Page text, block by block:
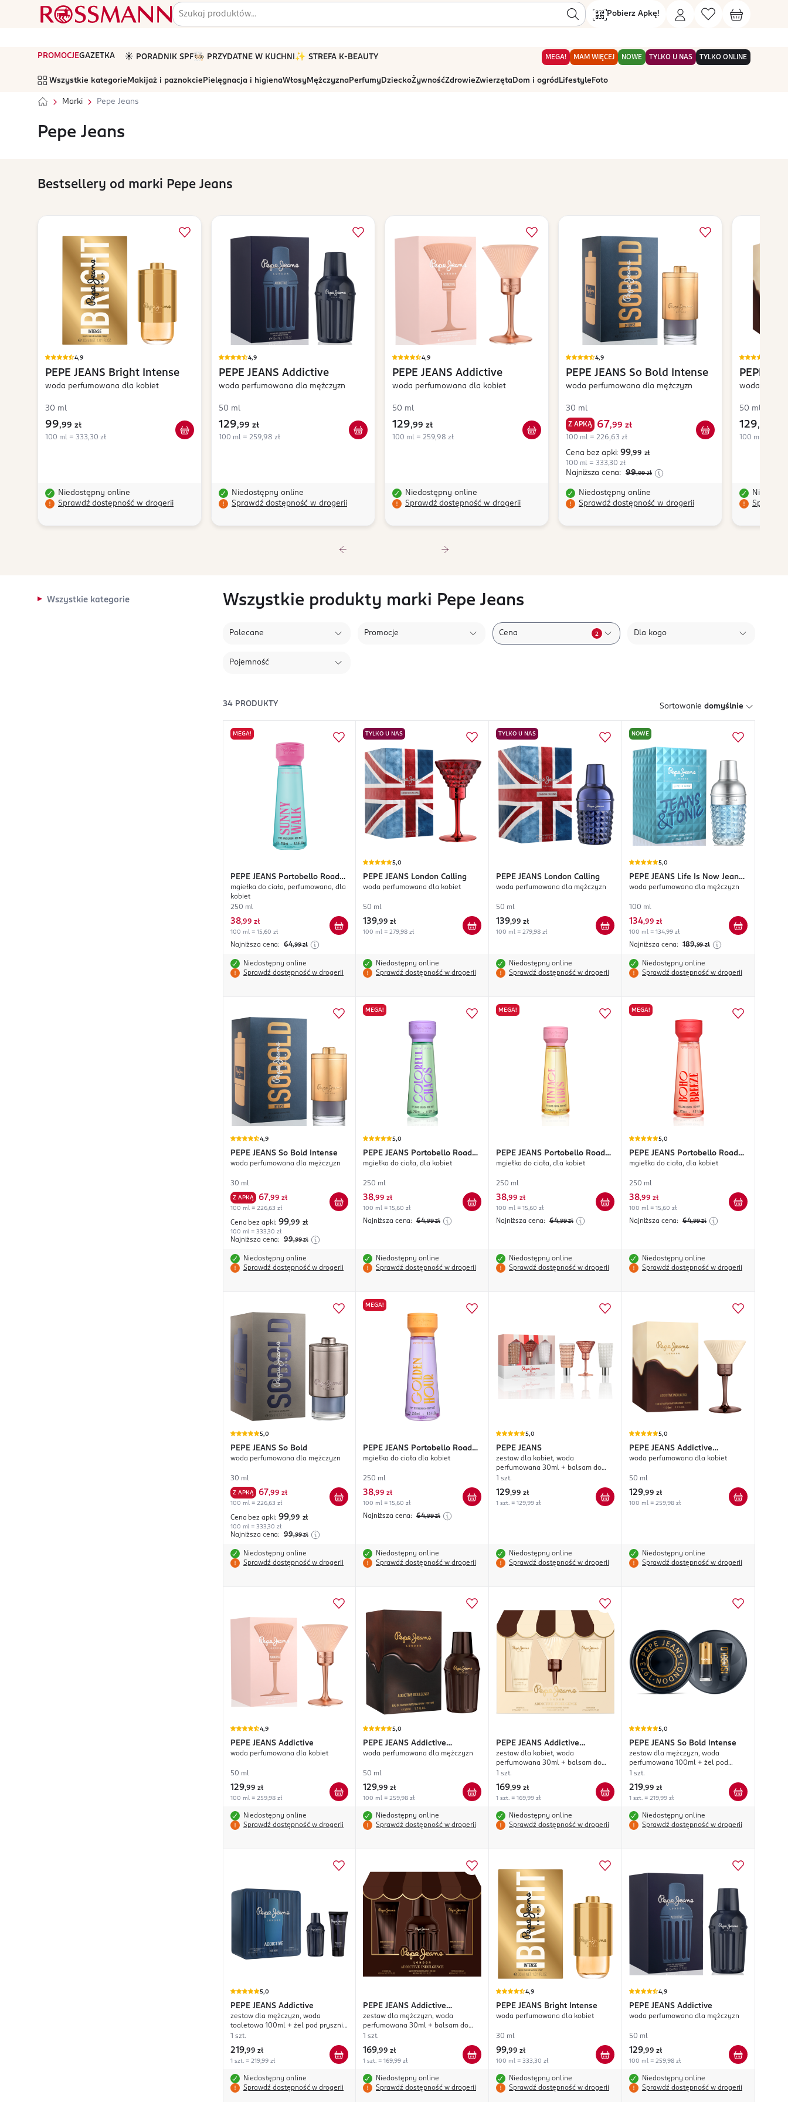
Pobierz Apkę!
PROMOCJEGAZETKA ☀️ PORADNIK SPF🧑🏻‍🍳 PRZYDATNE W KUCHNI ✨ STREFA K-BEAUTY MEGA! MAM WIĘCEJ NOWE TYLKO U NAS TYLKO ONLINE
Wszystkie kategorie Makijaż i paznokcie Pielęgnacja i higienaWłosyMężczyznaPerfumyDzieckoŻywnośćZdrowieZwierzętaDom i ogród Lifestyle Foto
Marki Pepe Jeans
Pepe Jeans
Bestsellery od marki Pepe Jeans
4,9
PEPE JEANS Bright Intense
woda perfumowana dla kobiet
30 ml
99,99 zł
100 ml = 333,30 zł
Niedostępny online
Sprawdź dostępność w drogerii
4,9
PEPE JEANS Addictive
woda perfumowana dla mężczyzn
50 ml
129,99 zł
100 ml = 259,98 zł
Niedostępny online
Sprawdź dostępność w drogerii
4,9
PEPE JEANS Addictive
woda perfumowana dla kobiet
50 ml
129,99 zł
100 ml = 259,98 zł
Niedostępny online
Sprawdź dostępność w drogerii
4,9
PEPE JEANS So Bold Intense
woda perfumowana dla mężczyzn
30 ml
Z APKĄ 67,99 zł
100 ml = 226,63 zł
Cena bez apki: 99,99 zł
100 ml = 333,30 zł
Najniższa cena: 99,99 zł
Niedostępny online
Sprawdź dostępność w drogerii
PEPE
woda
50 ml
129,
100 ml =
Sprawdź
Wszystkie kategorie Wszystkie produkty marki Pepe Jeans
Polecane Promocje Cena 2 Dla kogo
Pojemność
34 PRODUKTY Sortowanie domyślnie
MEGA!
PEPE JEANS Portobello Road
Sunny Walk
mgiełka do ciała, perfumowana, dla
kobiet
250 ml
38,99 zł
100 ml = 15,60 zł
Najniższa cena: 64,99 zł
Niedostępny online
Sprawdź dostępność w drogerii
TYLKO U NAS
5,0
PEPE JEANS London Calling
woda perfumowana dla kobiet
50 ml
139,99 zł
100 ml = 279,98 zł
Niedostępny online
Sprawdź dostępność w drogerii
TYLKO U NAS
PEPE JEANS London Calling
woda perfumowana dla mężczyzn
50 ml
139,99 zł
100 ml = 279,98 zł
Niedostępny online
Sprawdź dostępność w drogerii
NOWE
5,0
PEPE JEANS Life Is Now Jeans
& Tonic
woda perfumowana dla mężczyzn
100 ml
134,99 zł
100 ml = 134,99 zł
Najniższa cena: 189,99 zł
Niedostępny online
Sprawdź dostępność w drogerii
4,9
PEPE JEANS So Bold Intense
woda perfumowana dla mężczyzn
30 ml
Z APKĄ 67,99 zł
100 ml = 226,63 zł
Cena bez apki: 99,99 zł
100 ml = 333,30 zł
Najniższa cena: 99,99 zł
Niedostępny online
Sprawdź dostępność w drogerii
MEGA!
5,0
PEPE JEANS Portobello Road
Colorful Chaos
mgiełka do ciała, dla kobiet
250 ml
38,99 zł
100 ml = 15,60 zł
Najniższa cena: 64,99 zł
Niedostępny online
Sprawdź dostępność w drogerii
MEGA!
PEPE JEANS Portobello Road
Vintage Vibes
mgiełka do ciała, dla kobiet
250 ml
38,99 zł
100 ml = 15,60 zł
Najniższa cena: 64,99 zł
Niedostępny online
Sprawdź dostępność w drogerii
MEGA!
5,0
PEPE JEANS Portobello Road
Boho Breeze
mgiełka do ciała, dla kobiet
250 ml
38,99 zł
100 ml = 15,60 zł
Najniższa cena: 64,99 zł
Niedostępny online
Sprawdź dostępność w drogerii
5,0
PEPE JEANS So Bold
woda perfumowana dla mężczyzn
30 ml
Z APKĄ 67,99 zł
100 ml = 226,63 zł
Cena bez apki: 99,99 zł
100 ml = 333,30 zł
Najniższa cena: 99,99 zł
Niedostępny online
Sprawdź dostępność w drogerii
MEGA!
PEPE JEANS Portobello Road
Golden Hour
mgiełka do ciała dla kobiet
250 ml
38,99 zł
100 ml = 15,60 zł
Najniższa cena: 64,99 zł
Niedostępny online
Sprawdź dostępność w drogerii
5,0
PEPE JEANS
zestaw dla kobiet, woda
perfumowana 30ml + balsam do
ciała 50ml + żel pod prysznic 50ml
1 szt.
129,99 zł
1 szt. = 129,99 zł
Niedostępny online
Sprawdź dostępność w drogerii
5,0
PEPE JEANS Addictive
Indulgence
woda perfumowana dla kobiet
50 ml
129,99 zł
100 ml = 259,98 zł
Niedostępny online
Sprawdź dostępność w drogerii
4,9
PEPE JEANS Addictive
woda perfumowana dla kobiet
50 ml
129,99 zł
100 ml = 259,98 zł
Niedostępny online
Sprawdź dostępność w drogerii
5,0
PEPE JEANS Addictive
Indulgence
woda perfumowana dla mężczyzn
50 ml
129,99 zł
100 ml = 259,98 zł
Niedostępny online
Sprawdź dostępność w drogerii
PEPE JEANS Addictive
Indulgence
zestaw dla kobiet, woda
perfumowana 30ml + balsam do
ciała 50ml + żel pod prysznic 50ml
1 szt.
169,99 zł
1 szt. = 169,99 zł
Niedostępny online
Sprawdź dostępność w drogerii
5,0
PEPE JEANS So Bold Intense
zestaw dla mężczyzn, woda
perfumowana 100ml + żel pod
prysznic 100ml,
1 szt.
219,99 zł
1 szt. = 219,99 zł
Niedostępny online
Sprawdź dostępność w drogerii
5,0
PEPE JEANS Addictive
zestaw dla mężczyzn, woda
toaletowa 100ml + żel pod prysznic
100ml
1 szt.
219,99 zł
1 szt. = 219,99 zł
Niedostępny online
Sprawdź dostępność w drogerii
PEPE JEANS Addictive
Indulgence
zestaw dla mężczyzn, woda
perfumowana 30ml + balsam do
ciała 50ml + żel pod prysznic 50ml
1 szt.
169,99 zł
1 szt. = 169,99 zł
Niedostępny online
Sprawdź dostępność w drogerii
4,9
PEPE JEANS Bright Intense
woda perfumowana dla kobiet
30 ml
99,99 zł
100 ml = 333,30 zł
Niedostępny online
Sprawdź dostępność w drogerii
4,9
PEPE JEANS Addictive
woda perfumowana dla mężczyzn
50 ml
129,99 zł
100 ml = 259,98 zł
Niedostępny online
Sprawdź dostępność w drogerii